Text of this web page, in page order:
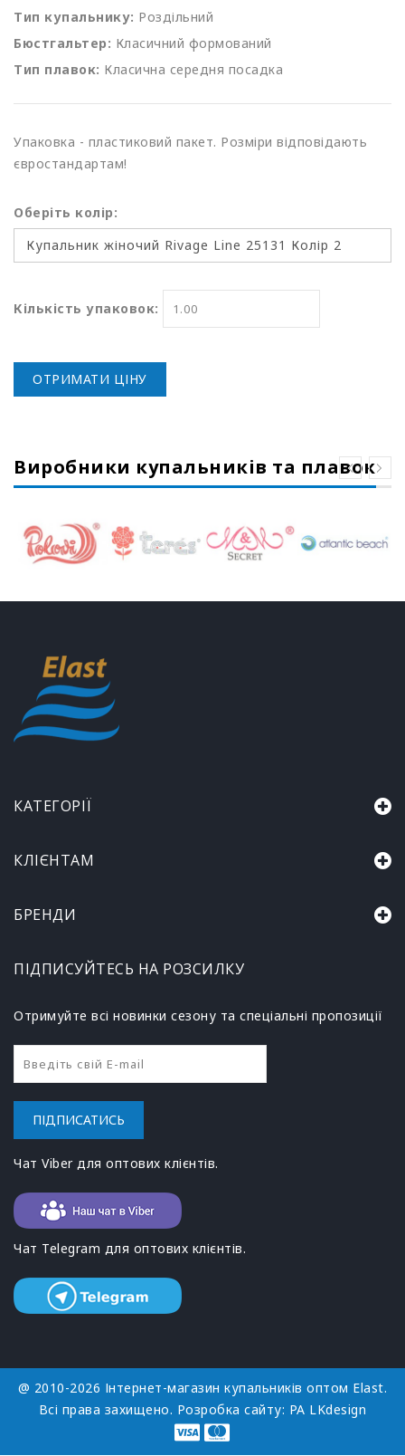
Тип купальнику: Роздільний
Бюстгальтер: Класичний формований
Тип плавок: Класична середня посадка
Упаковка - пластиковий пакет. Розміри відповідають
євростандартам!
Оберіть колір:
Кількість упаковок:
ОТРИМАТИ ЦІНУ
Виробники купальників та плавок
КАТЕГОРІЇ
КЛІЄНТАМ
БРЕНДИ
ПІДПИСУЙТЕСЬ НА РОЗСИЛКУ
Отримуйте всі новинки сезону та спеціальні пропозиції
ПІДПИСАТИСЬ
Чат Viber для оптових клієнтів.
Чат Telegram для оптових клієнтів.
@ 2010-2026 Інтернет-магазин купальників оптом Elast.
Всі права захищено. Розробка сайту: РА LKdesign